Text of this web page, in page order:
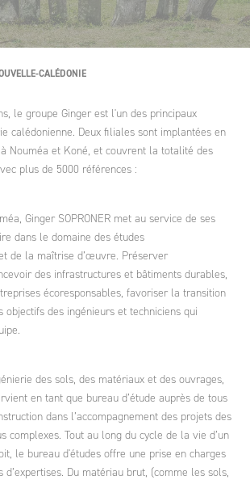
CALÉDONIE
le groupe Ginger est l'un des principaux
calédonienne. Deux filiales sont implantées en
Nouméa et Koné, et couvrent la totalité des
plus de 5000 références :
Ginger SOPRONER met au service de ses
dans le domaine des études
de la maîtrise d’œuvre. Préserver
des infrastructures et bâtiments durables,
écoresponsables, favoriser la transition
objectifs des ingénieurs et techniciens qui
des sols, des matériaux et des ouvrages,
en tant que bureau d’étude auprès de tous
dans l’accompagnement des projets des
complexes. Tout au long du cycle de la vie d’un
le bureau d'études offre une prise en charges
d’expertises. Du matériau brut, (comme les sols,
de coopération internationale et
rural